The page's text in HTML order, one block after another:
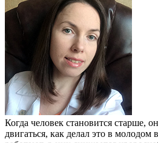
Когда человек становится старше,
двигаться, как делал это в